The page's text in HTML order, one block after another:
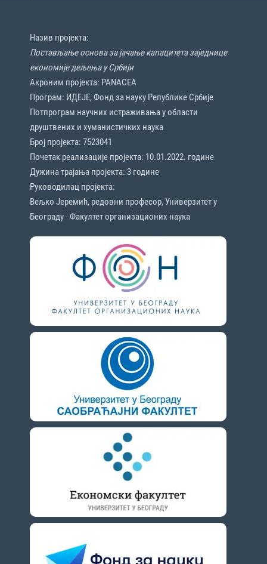
Назив пројекта:
Постављање основа за јачање капацитета заједнице
економије дељења у Србији
Акроним пројекта: PANACEA
Програм: ИДЕЈЕ, Фонд за науку Републике Србије
Потпрограм научних истраживања у области
друштвених и хуманистичких наука
Број пројекта: 7523041
Почетак реализације пројекта: 10.01.2022. године
Дужина трајања пројекта: 3 године
Руководилац пројекта:
Вељко Јеремић, редовни професор, Универзитет у
Београду - Факултет организационих наука